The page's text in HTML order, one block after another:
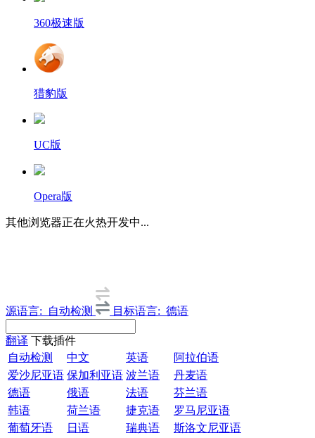
360极速版
猎豹版
UC版
Opera版
其他浏览器正在火热开发中...
源语言: 自动检测 目标语言: 德语
翻译 下载插件
自动检测
中文 英语
阿拉伯语
爱沙尼亚语 保加利亚语 波兰语
丹麦语
德语
俄语 法语
芬兰语
韩语
荷兰语 捷克语
罗马尼亚语
葡萄牙语
日语 瑞典语
斯洛文尼亚语